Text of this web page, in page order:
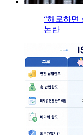
“해로하면
논란